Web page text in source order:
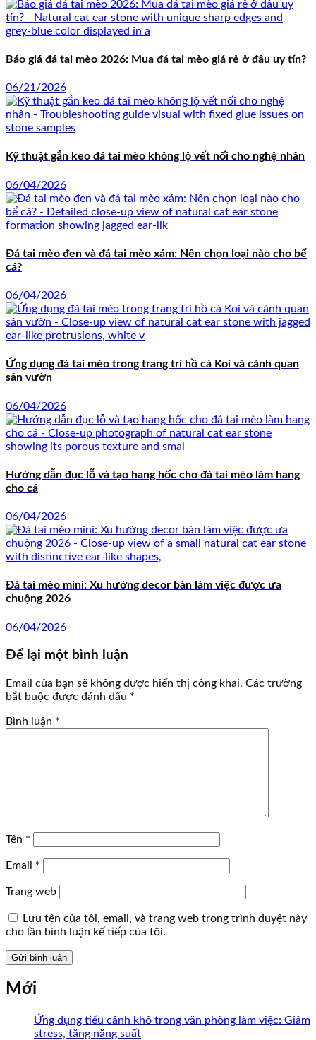
Báo giá đá tai mèo 2026: Mua đá tai mèo giá rẻ ở đâu uy tín?
06/21/2026
Kỹ thuật gắn keo đá tai mèo không lộ vết nối cho nghệ nhân
06/04/2026
Đá tai mèo đen và đá tai mèo xám: Nên chọn loại nào cho bể
cá?
06/04/2026
Ứng dụng đá tai mèo trong trang trí hồ cá Koi và cảnh quan
sân vườn
06/04/2026
Hướng dẫn đục lỗ và tạo hang hốc cho đá tai mèo làm hang
cho cá
06/04/2026
Đá tai mèo mini: Xu hướng decor bàn làm việc được ưa
chuộng 2026
06/04/2026
Để lại một bình luận
Email của bạn sẽ không được hiển thị công khai. Các trường
bắt buộc được đánh dấu *
Bình luận *
Tên *
Email *
Trang web
Lưu tên của tôi, email, và trang web trong trình duyệt này
cho lần bình luận kế tiếp của tôi.
Mới
Ứng dụng tiểu cảnh khô trong văn phòng làm việc: Giảm
stress, tăng năng suất